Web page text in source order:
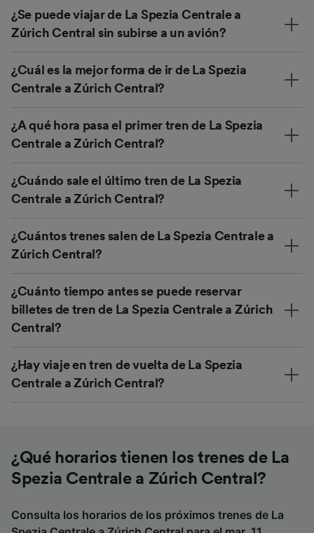
¿Se puede viajar de La Spezia Centrale a
Zúrich Central sin subirse a un avión?
¿Cuál es la mejor forma de ir de La Spezia
Centrale a Zúrich Central?
¿A qué hora pasa el primer tren de La Spezia
Centrale a Zúrich Central?
¿Cuándo sale el último tren de La Spezia
Centrale a Zúrich Central?
¿Cuántos trenes salen de La Spezia Centrale a
Zúrich Central?
¿Cuánto tiempo antes se puede reservar
billetes de tren de La Spezia Centrale a Zúrich
Central?
¿Hay viaje en tren de vuelta de La Spezia
Centrale a Zúrich Central?
¿Qué horarios tienen los trenes de La
Spezia Centrale a Zúrich Central?
Consulta los horarios de los próximos trenes de La